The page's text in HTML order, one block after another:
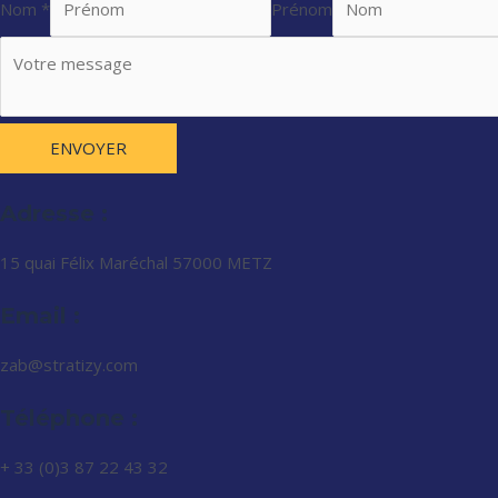
Nom * Prénom
ENVOYER
Adresse :
15 quai Félix Maréchal 57000 METZ
Email :
zab@stratizy.com
Téléphone :
+ 33 (0)3 87 22 43 32